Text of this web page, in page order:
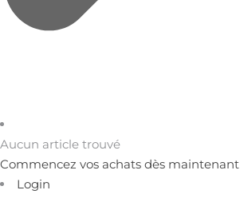
Aucun article trouvé
Commencez vos achats dès maintenant
Login